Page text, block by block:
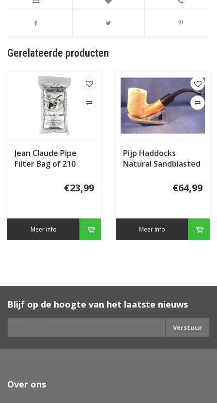
Gerelateerde producten
Jean Claude Pipe
Filter Bag of 210
€23,99
Meer info
Pijp Haddocks
Natural Sandblasted
€64,99
Meer info
Blijf op de hoogte van het laatste nieuws
Verstuur
Over ons